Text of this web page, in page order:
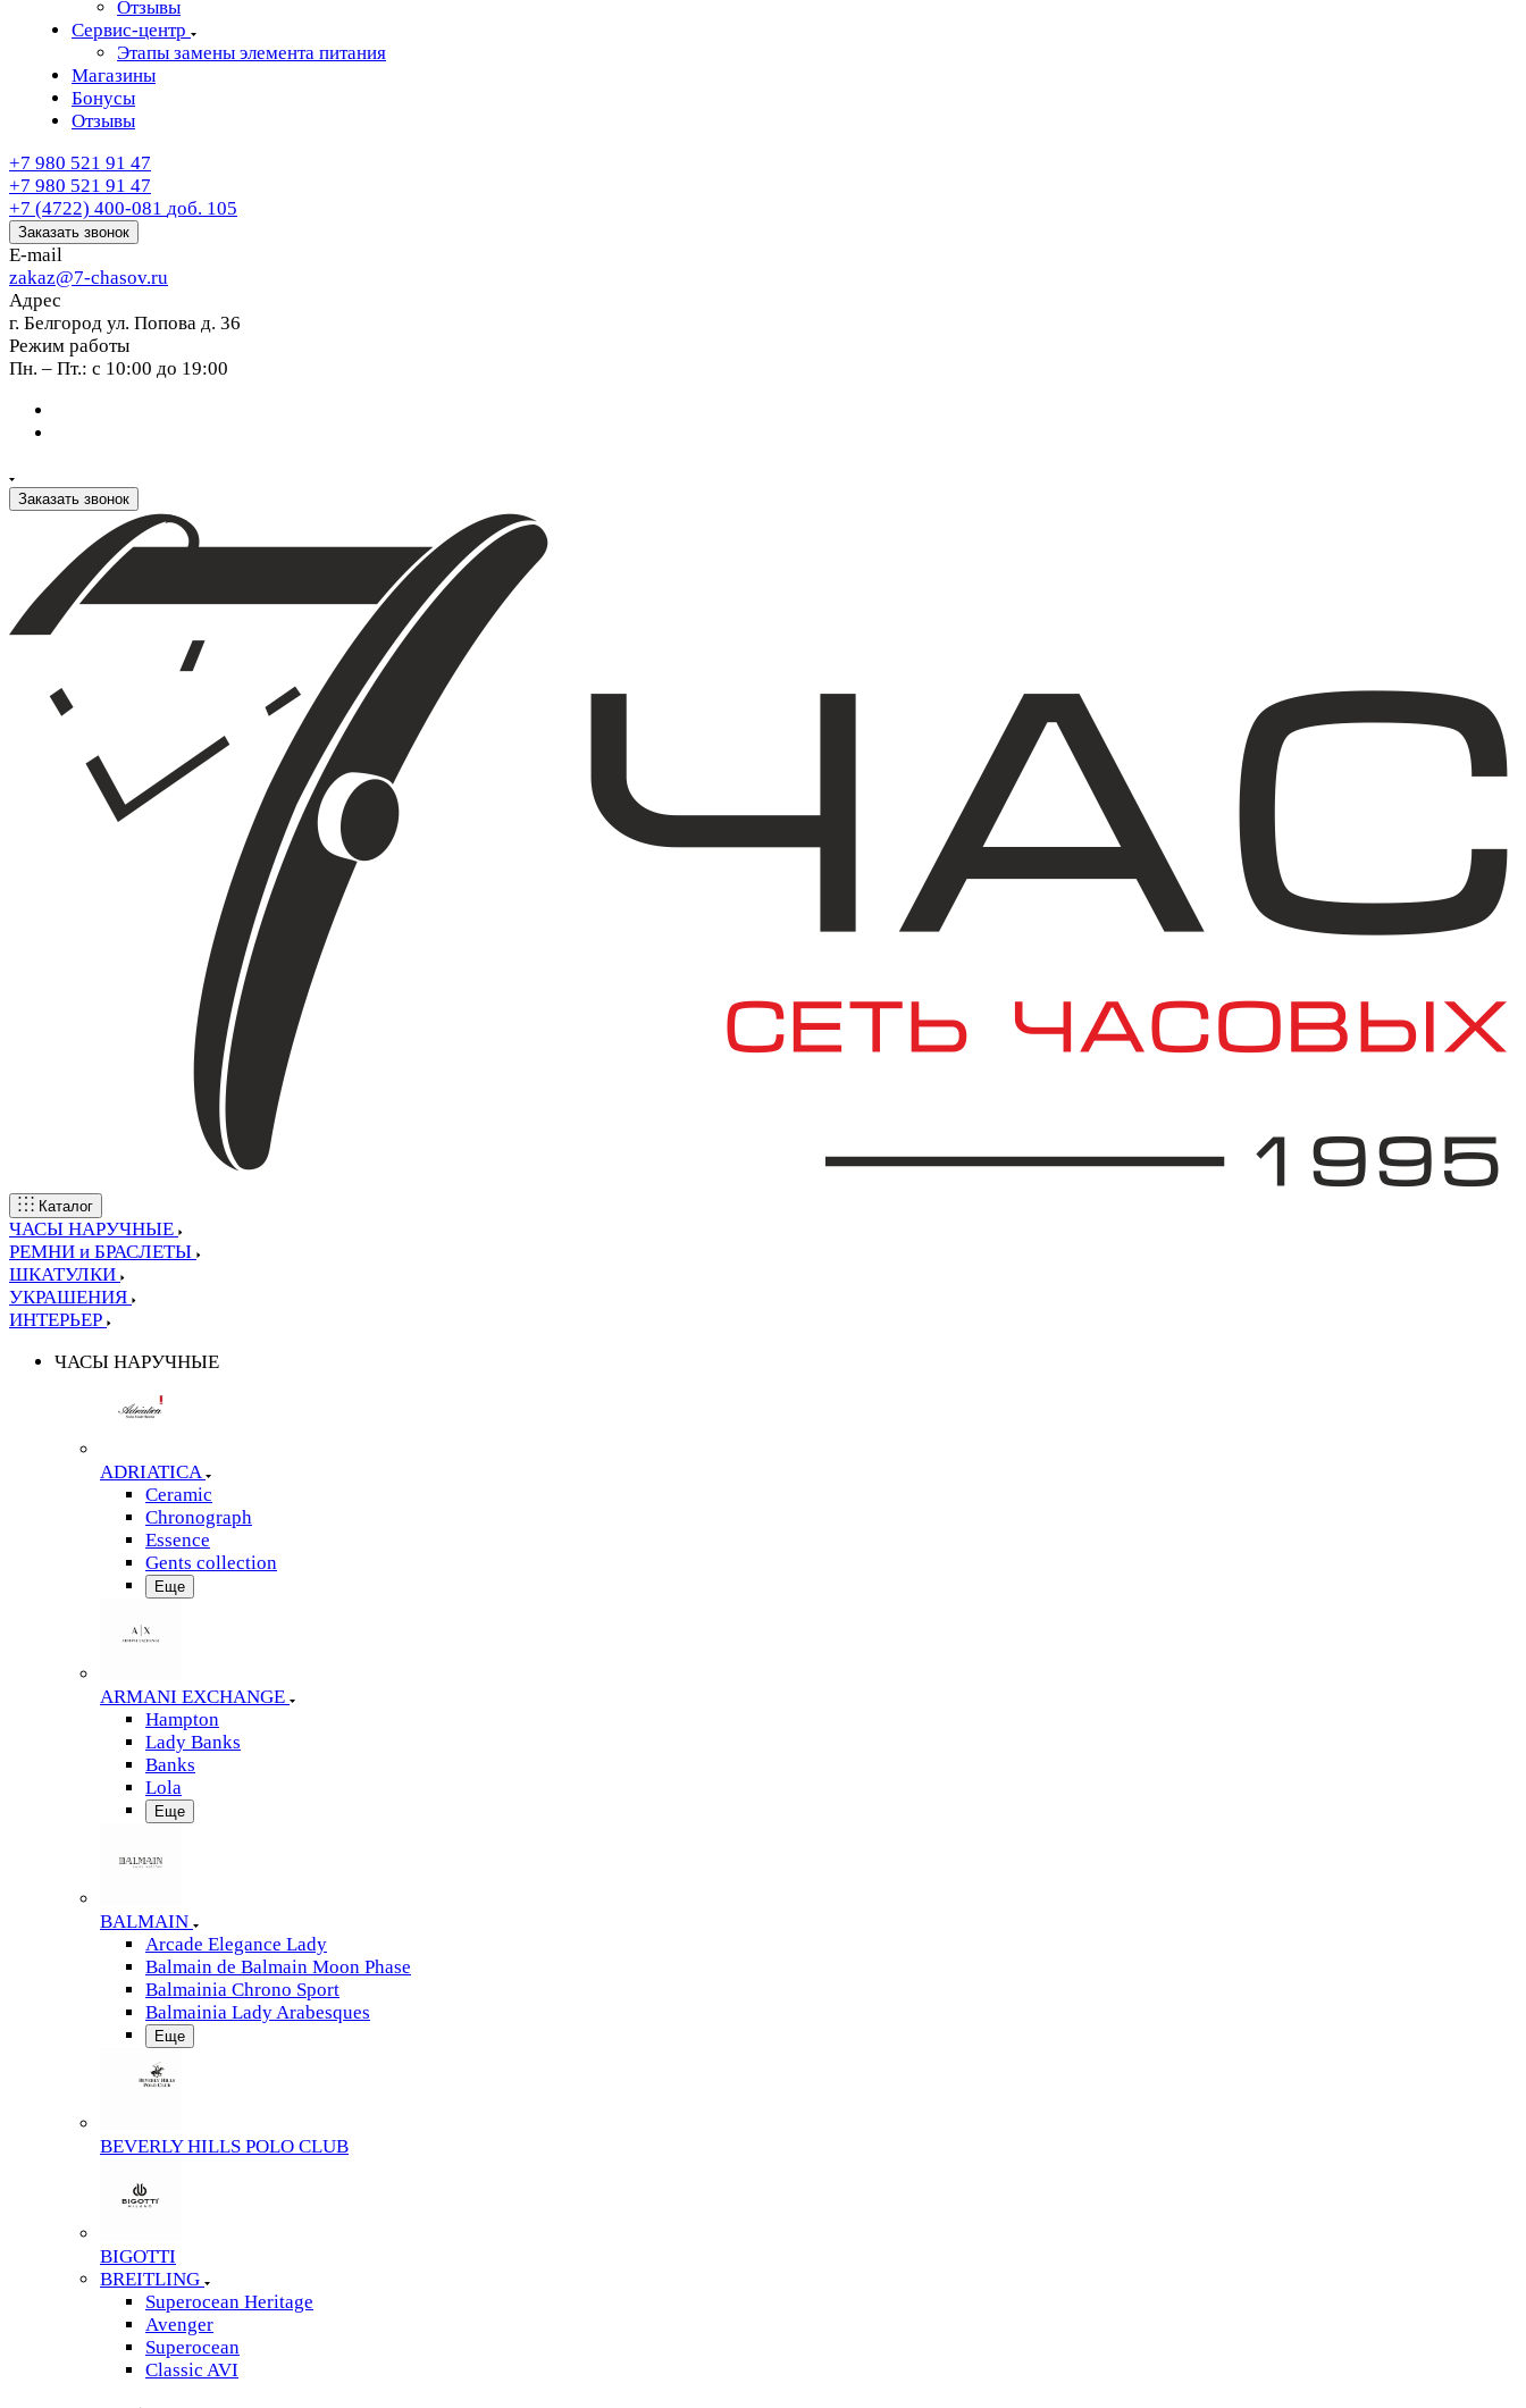
Отзывы
Сервис-центр
Этапы замены элемента питания
Магазины
Бонусы
Отзывы
+7 980 521 91 47
+7 980 521 91 47
+7 (4722) 400-081 доб. 105
Заказать звонок
E-mail
zakaz@7-chasov.ru
Адрес
г. Белгород ул. Попова д. 36
Режим работы
Пн. – Пт.: с 10:00 до 19:00
Заказать звонок
Каталог
ЧАСЫ НАРУЧНЫЕ
РЕМНИ и БРАСЛЕТЫ
ШКАТУЛКИ
УКРАШЕНИЯ
ИНТЕРЬЕР
ЧАСЫ НАРУЧНЫЕ
ADRIATICA
Ceramic
Chronograph
Essence
Gents collection
Еще
ARMANI EXCHANGE
Hampton
Lady Banks
Banks
Lola
Еще
BALMAIN
Arcade Elegance Lady
Balmain de Balmain Moon Phase
Balmainia Chrono Sport
Balmainia Lady Arabesques
Еще
BEVERLY HILLS POLO CLUB
BIGOTTI
BREITLING
Superocean Heritage
Avenger
Superocean
Classic AVI